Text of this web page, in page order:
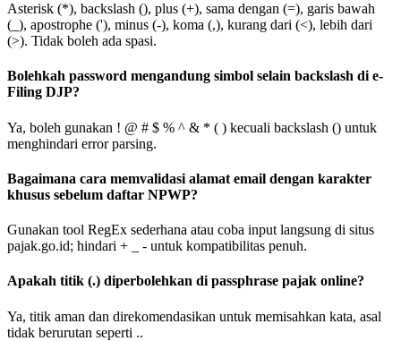
Asterisk (*), backslash (), plus (+), sama dengan (=), garis bawah
(_), apostrophe ('), minus (-), koma (,), kurang dari (<), lebih dari
(>). Tidak boleh ada spasi.
Bolehkah password mengandung simbol selain backslash di e-
Filing DJP?
Ya, boleh gunakan ! @ # $ % ^ & * ( ) kecuali backslash () untuk
menghindari error parsing.
Bagaimana cara memvalidasi alamat email dengan karakter
khusus sebelum daftar NPWP?
Gunakan tool RegEx sederhana atau coba input langsung di situs
pajak.go.id; hindari + _ - untuk kompatibilitas penuh.
Apakah titik (.) diperbolehkan di passphrase pajak online?
Ya, titik aman dan direkomendasikan untuk memisahkan kata, asal
tidak berurutan seperti ..